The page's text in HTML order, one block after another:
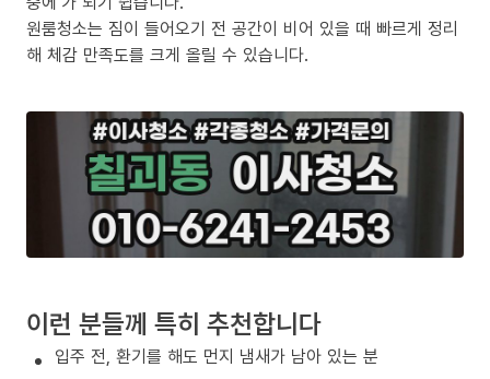
원룸청소는 짐이 들어오기 전 공간이 비어 있을 때 빠르게 정리
해 체감 만족도를 크게 올릴 수 있습니다.
이런 분들께 특히 추천합니다
입주 전, 환기를 해도 먼지 냄새가 남아 있는 분